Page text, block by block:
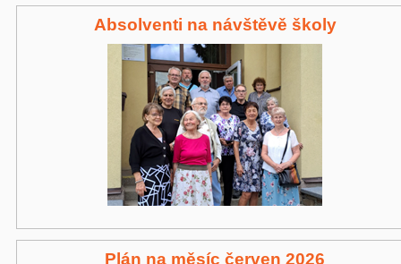
Absolventi na návštěvě školy
Plán na měsíc červen 2026